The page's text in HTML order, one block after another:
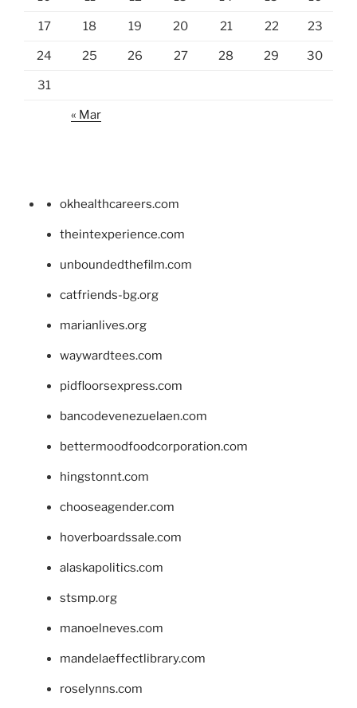
17 18 19 20 21 22 23
24 25 26 27 28 29 30
31
« Mar
okhealthcareers.com
theintexperience.com
unboundedthefilm.com
catfriends-bg.org
marianlives.org
waywardtees.com
pidfloorsexpress.com
bancodevenezuelaen.com
bettermoodfoodcorporation.com
hingstonnt.com
chooseagender.com
hoverboardssale.com
alaskapolitics.com
stsmp.org
manoelneves.com
mandelaeffectlibrary.com
roselynns.com